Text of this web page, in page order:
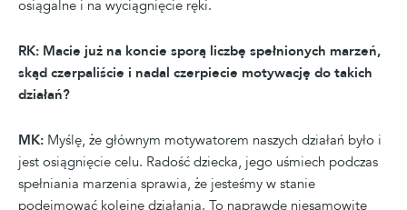
osiągalne i na wyciągnięcie ręki.
RK: Macie już na koncie sporą liczbę spełnionych marzeń,
skąd czerpaliście i nadal czerpiecie motywację do takich
działań?
MK: Myślę, że głównym motywatorem naszych działań było i
jest osiągnięcie celu. Radość dziecka, jego uśmiech podczas
spełniania marzenia sprawia, że jesteśmy w stanie
podejmować kolejne działania. To naprawdę niesamowite